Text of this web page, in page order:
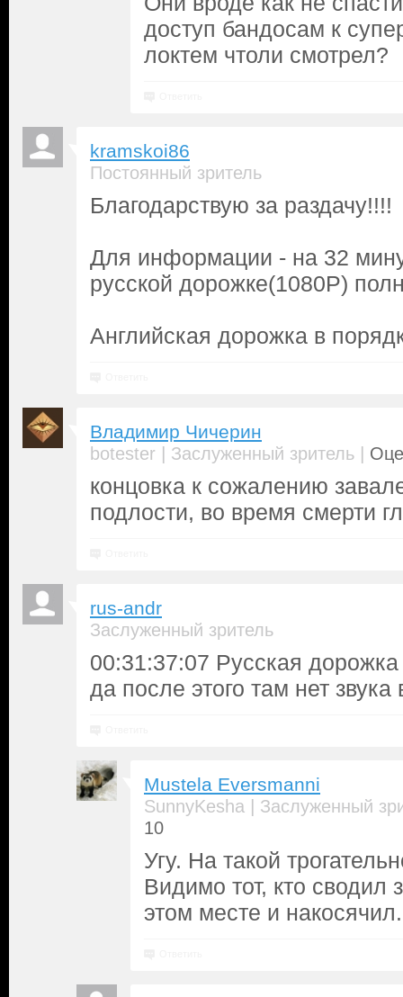
доступ бандосам к
локтем чтоли смотрел?
kramskoi86
Постоянный зритель
Благодарствую за раздачу!!!!
Для информации - на 32
русской дорожке(1080P)
Английская дорожка в
Владимир Чичерин
botester | Заслуженный зритель |
концовка к сожалению
подлости, во время смерти
rus-andr
Заслуженный зритель
00:31:37:07 Русская
да после этого там нет
Mustela Eversmanni
SunnyKesha | Заслуженный
10
Угу. На такой
Видимо тот, кто сводил
этом месте и накосячил.